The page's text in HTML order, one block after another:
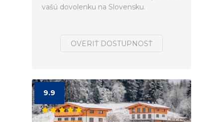
vašú dovolenku na Slovensku.
OVERIŤ DOSTUPNOSŤ
9.9